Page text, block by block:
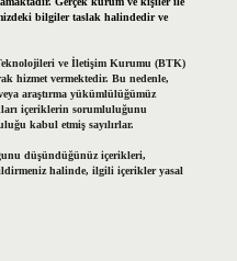
bilgiler taslak halindedir ve
ve İletişim Kurumu (BTK)
hizmet vermektedir. Bu nedenle,
araştırma yükümlülüğümüz
içeriklerin sorumluluğunu
kabul etmiş sayılırlar.
düşündüğünüz içerikleri,
halinde, ilgili içerikler yasal